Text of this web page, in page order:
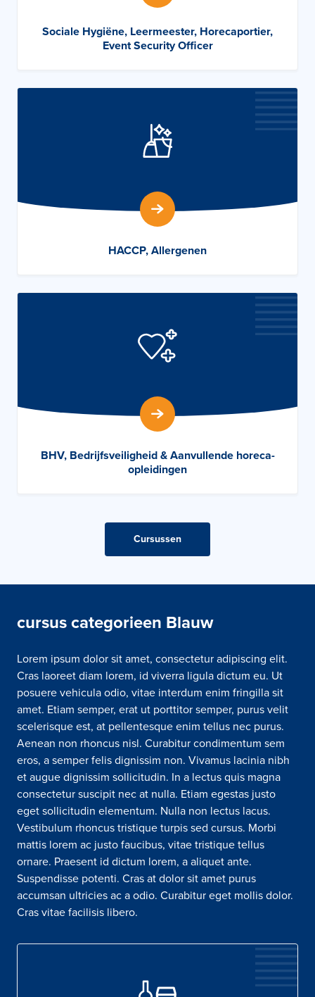
Sociale Hygiëne, Leermeester, Horecaportier,
Event Security Officer
HACCP, Allergenen
BHV, Bedrijfsveiligheid & Aanvullende horeca-
opleidingen
Cursussen
cursus categorieen Blauw
Lorem ipsum dolor sit amet, consectetur adipiscing elit.
Cras laoreet diam lorem, id viverra ligula dictum eu. Ut
posuere vehicula odio, vitae interdum enim fringilla sit
amet. Etiam semper, erat ut porttitor semper, purus velit
scelerisque est, at pellentesque enim tellus nec purus.
Aenean non rhoncus nisl. Curabitur condimentum sem
eros, a semper felis dignissim non. Vivamus lacinia nibh
et augue dignissim sollicitudin. In a lectus quis magna
consectetur suscipit nec at nulla. Etiam egestas justo
eget sollicitudin elementum. Nulla non lectus lacus.
Vestibulum rhoncus tristique turpis sed cursus. Morbi
mattis lorem ac justo faucibus, vitae tristique tellus
ornare. Praesent id dictum lorem, a aliquet ante.
Suspendisse potenti. Cras at dolor sit amet purus
accumsan ultricies ac a odio. Curabitur eget mollis dolor.
Cras vitae facilisis libero.